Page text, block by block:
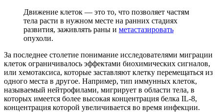
Движение клеток — это то, что позволяет частям
тела расти в нужном месте на ранних стадиях
развития, заживлять раны и метастазировать
опухоли.
За последнее столетие понимание исследователями миграции
клеток ограничивалось эффектами биохимических сигналов,
или хемотаксиса, которые заставляют клетку перемещаться из
одного места в другое. Например, тип иммунных клеток,
называемый нейтрофилами, мигрирует в области тела, в
которых имеется более высокая концентрация белка IL-8,
концентрация которой увеличивается во время инфекции.